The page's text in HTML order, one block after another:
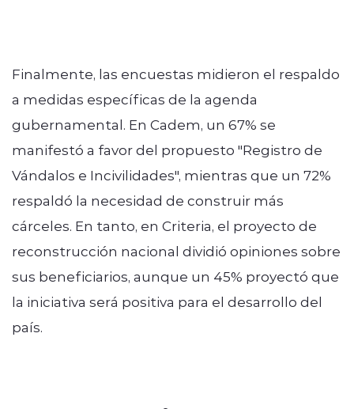
Finalmente, las encuestas midieron el respaldo
a medidas específicas de la agenda
gubernamental. En Cadem, un 67% se
manifestó a favor del propuesto "Registro de
Vándalos e Incivilidades", mientras que un 72%
respaldó la necesidad de construir más
cárceles. En tanto, en Criteria, el proyecto de
reconstrucción nacional dividió opiniones sobre
sus beneficiarios, aunque un 45% proyectó que
la iniciativa será positiva para el desarrollo del
país.